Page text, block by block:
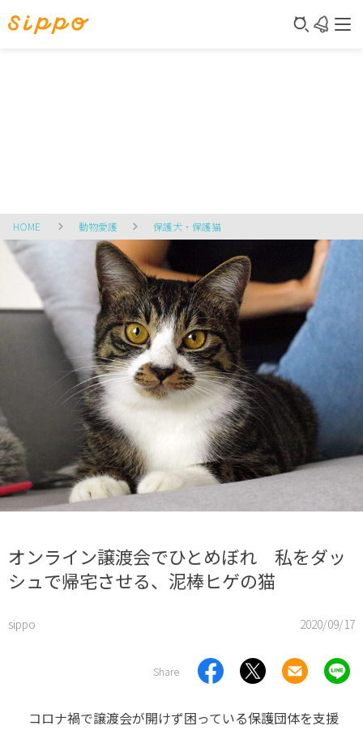
HOME 動物愛護 保護犬・保護猫
オンライン譲渡会でひとめぼれ 私をダッ
シュで帰宅させる、泥棒ヒゲの猫
sippo 2020/09/17
Share
コロナ禍で譲渡会が開けず困っている保護団体を支援